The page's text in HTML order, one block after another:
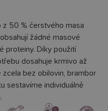
z 50 % čerstvého masa
žádné masové
proteiny. Díky použití
dosahuje krmivo až
bez obilovin, brambor
sestavíme individuálně